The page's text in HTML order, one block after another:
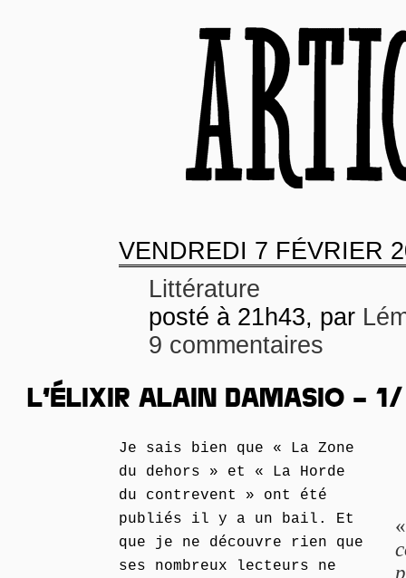
VENDREDI 7 FÉVRIER
Littérature
posté à 21h43, par
9 commentaires
L’ÉLIXIR ALAIN DAMASIO – 1/
Je sais bien que « La Zone
du dehors » et « La Horde
du contrevent » ont été
publiés il y a un bail. Et
que je ne découvre rien que
ses nombreux lecteurs ne